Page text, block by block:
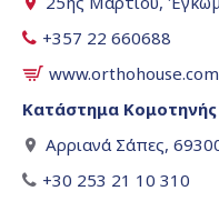
+357 22 660688
Κατάστημα Κομοτηνής
Αρριανά Σάπες,
+30 253 21 10 310